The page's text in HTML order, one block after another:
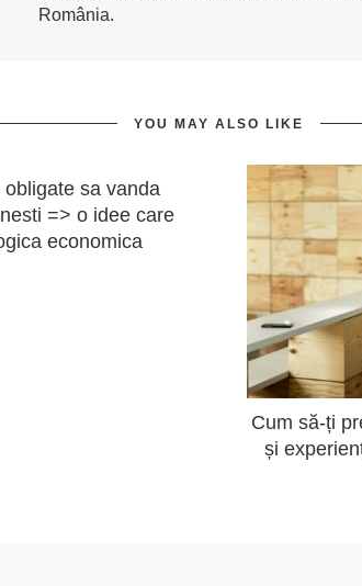
România.
YOU MAY ALSO LIKE
sa vanda
=> o idee care
economica
Cum să-ți
și